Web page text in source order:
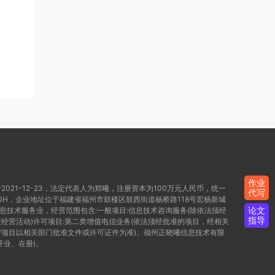
12-23，法定代表人为郑曦，注册资本为100万元人民币，统一
，企业地址位于福建省福州市鼓楼区鼓西街道杨桥路118号宏杨新城
术服务业，经营范围包含:一般项目:信息技术咨询服务(除依法须经
营活动)许可项目:第二类增值电信业务(依法须经批准的项目，经相关
目以相关部门批准文件或许可证件为准)。福州正晓曦信息技术有限
、在册)。
作业
代写
论文
指导